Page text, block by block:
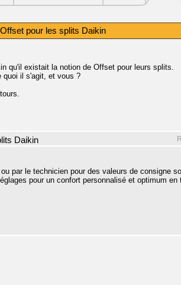
pour les splits Daikin
qu'il existait la notion de Offset pour leurs splits.
quoi il s'agit, et vous ?
Daikin
par le technicien pour des valeurs de consigne
pour un confort personnalisé et optimum en